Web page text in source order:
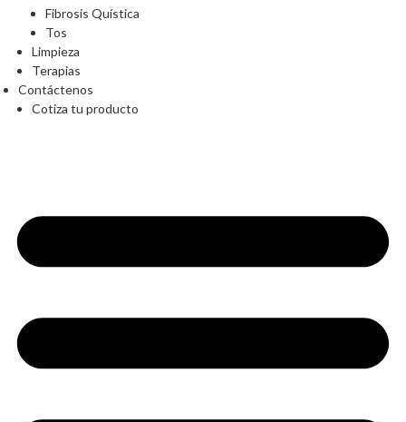
Fibrosis Quística
Tos
Limpieza
Terapias
Contáctenos
Cotiza tu producto